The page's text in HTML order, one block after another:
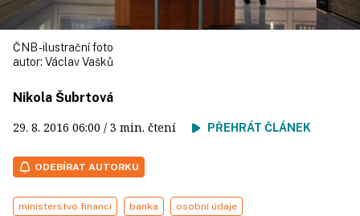
ČNB - ilustrační foto
autor: Václav Vašků
Nikola Šubrtová
29. 8. 2016 06:00 / 3 min. čtení PŘEHRÁT ČLÁNEK
ODEBÍRAT AUTORKU
ministerstvo financí banka osobní údaje